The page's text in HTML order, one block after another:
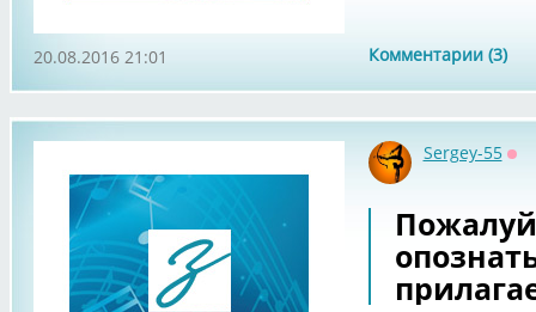
Комментарии (3)
20.08.2016 21:01
Sergey-55